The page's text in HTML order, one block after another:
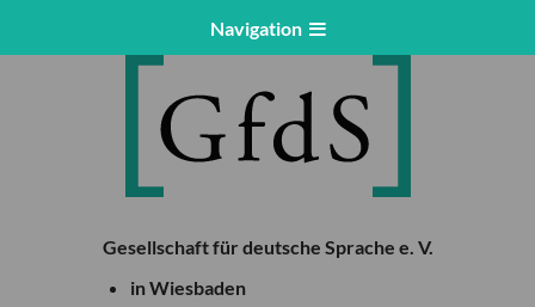
Navigation
Gesellschaft für deutsche Sprache e. V.
in Wiesbaden